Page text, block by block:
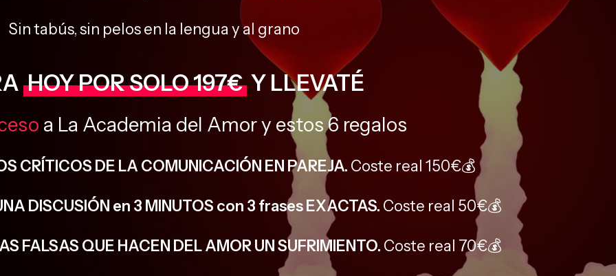
Sin tabús, sin pelos en la lengua y al grano
HOY POR SOLO 197€ Y LLEVATÉ
a La Academia del Amor y estos 6 regalos
CRÍTICOS DE LA COMUNICACIÓN EN PAREJA. Coste real 150€💰
DISCUSIÓN en 3 MINUTOS con 3 frases EXACTAS. Coste real 50€💰
FALSAS QUE HACEN DEL AMOR UN SUFRIMIENTO. Coste real 70€💰